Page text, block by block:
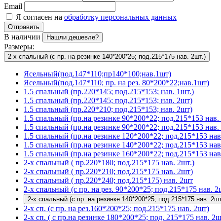
Email
Я согласен на обработку персональных данных
Отправить
В наличии Нашли дешевле?
Размеры:
2-х спальный (с пр. на резинке 140*200*25; под.215*175 нав. 2шт.)
Ясельный(под.147*110;пр140*100;нав.1шт)
Ясельный(под.147*110; пр. на рез. 80*200*22;нав.1шт)
1.5 спальный (пр.220*145; под.215*153; нав. 1шт.)
1.5 спальный (пр.220*145; под.215*153; нав. 2шт)
1.5 спальный (пр.220*210; под.215*153; нав. 2шт)
1.5 спальный (пр.на резинке 90*200*22; под.215*153
1.5 спальный (пр.на резинке 90*200*22; под.215*153
1.5 спальный (пр.на резинке 120*200*22; под.215*153
1.5 спальный (пр.на резинке 140*200*22; под.215*153
1.5 спальный (пр.на резинке 160*200*22; под.215*153
2-х спальный ( пр.220*180; под.215*175 нав. 2шт.)
2-х спальный ( пр.220*210; под.215*175 нав. 2шт)
2-х спальный ( пр.220*240; под.215*175) нав. 2шт
2-х спальный (с пр. на рез. 90*200*25; под.215*175 нав.
2-х спальный (с пр. на резинке 140*200*25; под.215*175 нав.
2-х сп. (с пр. на рез.160*200*25; под.215*175 нав. 2шт)
2-х сп. ( с пр.на резинке 180*200*25; под. 215*175 нав.